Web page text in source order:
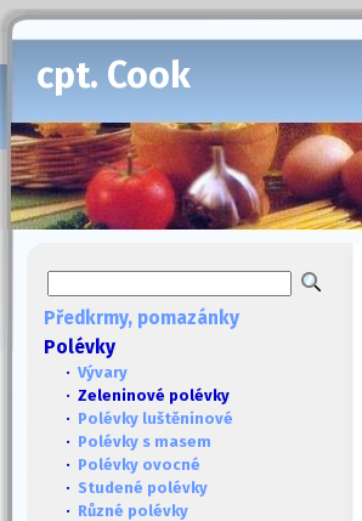
cpt. Cook
Předkrmy, pomazánky
Polévky
· Vývary
· Zeleninové polévky
· Polévky luštěninové
· Polévky s masem
· Polévky ovocné
· Studené polévky
· Různé polévky